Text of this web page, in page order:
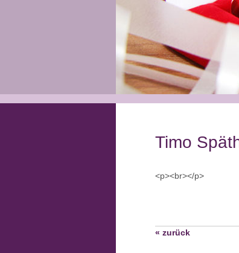
Timo
<p><br></p>
« zurück